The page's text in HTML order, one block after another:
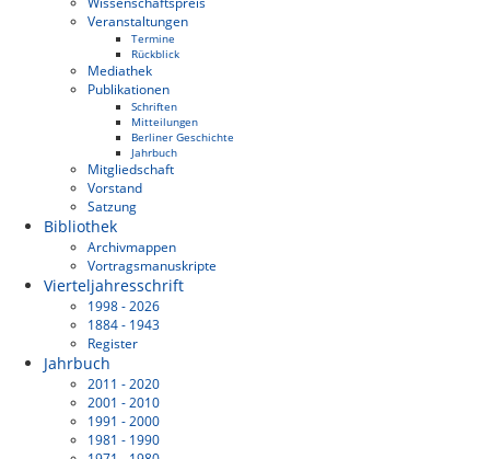
Veranstaltungen
Termine
Rückblick
Mediathek
Publikationen
Schriften
Mitteilungen
Berliner Geschichte
Jahrbuch
Mitgliedschaft
Vorstand
Satzung
Bibliothek
Archivmappen
Vortragsmanuskripte
Vierteljahresschrift
1998 - 2026
1884 - 1943
Register
Jahrbuch
2011 - 2020
2001 - 2010
1991 - 2000
1981 - 1990